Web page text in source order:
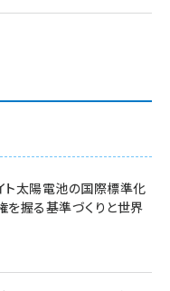
ト太陽電池の国際標準化
握る基準づくりと世界